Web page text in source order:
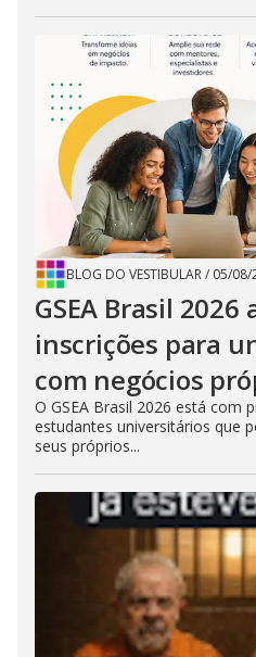
BLOG DO VESTIBULAR/ 05/08/
GSEA Brasil 2026
inscrições para
com negócios
O GSEA Brasil 2026 está com
estudantes universitários que
seus próprios...